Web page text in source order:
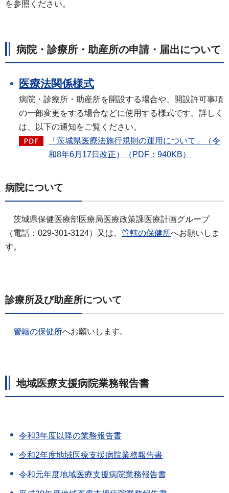
を参照ください。
病院・診療所・助産所の申請・届出について
医療法関係様式
病院・診療所・助産所を開設する場合や、開設許可事項
の一部変更をする場合などに使用する様式です。詳しく
は、以下の通知をご覧ください。
「茨城県医療法施行規則の運用について」（令
和8年6月17日改正）（PDF：940KB）
病院について
茨城県保健医療部医療局医療政策課医療計画グループ
（電話：029-301-3124）又は、 管轄の保健所へお願いしま
す。
診療所及び助産所について
管轄の保健所へお願いします。
地域医療支援病院業務報告書
令和3年度以降の業務報告書
令和2年度地域医療支援病院業務報告書
令和元年度地域医療支援病院業務報告書